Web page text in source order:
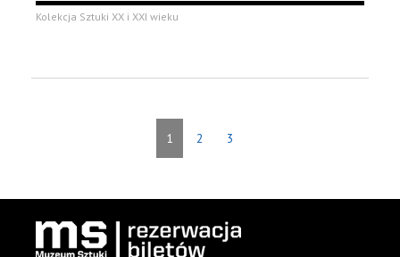
Kolekcja Sztuki XX i XXI wieku
1 2 3